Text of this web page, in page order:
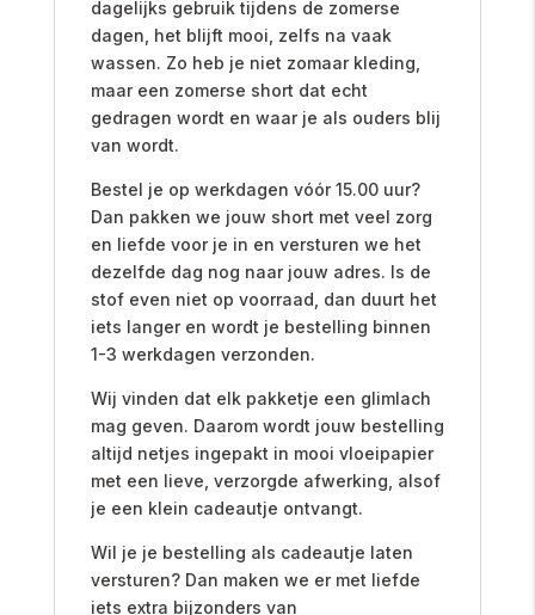
dagelijks gebruik tijdens de zomerse
dagen, het blijft mooi, zelfs na vaak
wassen. Zo heb je niet zomaar kleding,
maar een zomerse short dat echt
gedragen wordt en waar je als ouders blij
van wordt.
Bestel je op werkdagen vóór 15.00 uur?
Dan pakken we jouw short met veel zorg
en liefde voor je in en versturen we het
dezelfde dag nog naar jouw adres. Is de
stof even niet op voorraad, dan duurt het
iets langer en wordt je bestelling binnen
1-3 werkdagen verzonden.
Wij vinden dat elk pakketje een glimlach
mag geven. Daarom wordt jouw bestelling
altijd netjes ingepakt in mooi vloeipapier
met een lieve, verzorgde afwerking, alsof
je een klein cadeautje ontvangt.
Wil je je bestelling als cadeautje laten
versturen? Dan maken we er met liefde
iets extra bijzonders van